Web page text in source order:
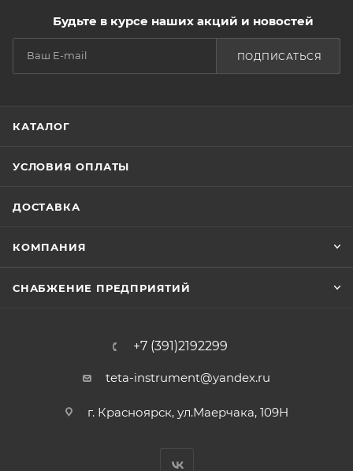
Будьте в курсе наших акций и новостей
ПОДПИСАТЬСЯ
КАТАЛОГ
УСЛОВИЯ ОПЛАТЫ
ДОСТАВКА
КОМПАНИЯ
СНАБЖЕНИЕ ПРЕДПРИЯТИЙ
+7 (391)2192299
teta-instrument@yandex.ru
г. Красноярск, ул.Маерчака, 109Н